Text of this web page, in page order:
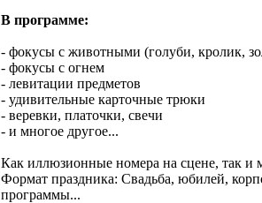
В программе:
- фокусы с животными (голуби, кролик,
- фокусы с огнем
- левитации предметов
- удивительные карточные трюки
- веревки, платочки, свечи
- и многое другое...
Как иллюзионные номера на сцене, так и
Формат праздника: Свадьба, юбилей,
программы...